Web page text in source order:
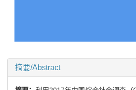
摘要/Abstract